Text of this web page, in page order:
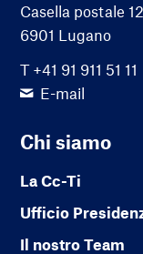
Casella postale
6901 Lugano
T +41 91 911 51 11
E-mail
Chi siamo
La Cc-Ti
Ufficio
Il nostro Team